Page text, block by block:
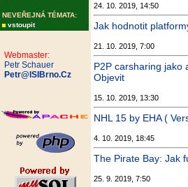
NEVEŘEJNÁ TÉMATA:
vstoupit
Webmaster:
Petr Schauer
Petr@ISIBrno.Cz
24. 10. 2019, 14:50
Jak hodnotit
21. 10. 2019, 7:00
P2P carsharing jako
Objevit
15. 10. 2019, 13:30
NHL 15 by EHA (
4. 10. 2019, 18:45
The Pirate Bay: Jak
25. 9. 2019, 7:50